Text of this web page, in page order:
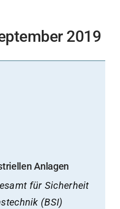
2019
Anlagen
für Sicherheit
(BSI)